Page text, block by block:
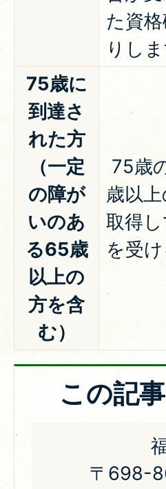
た資
りしま
75歳に
到達さ
れた方
（一定
の障が
いのあ
る65歳
以上の
方を含
む）
75歳
歳以
取得
を受
この記
〒698-